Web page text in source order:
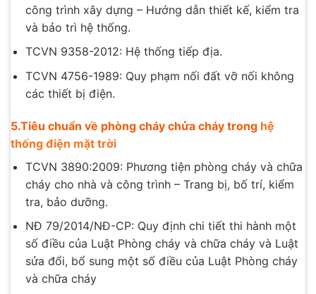
công trình xây dựng – Hướng dẫn thiết kế, kiểm tra
và bảo trì hệ thống.
TCVN 9358-2012: Hệ thống tiếp địa.
TCVN 4756-1989: Quy phạm nối đất vỡ nối không
các thiết bị điện.
5.Tiêu chuẩn về phòng cháy chửa cháy trong hệ
thống điện mặt trời
TCVN 3890:2009: Phương tiện phòng cháy và chữa
cháy cho nhà và công trình – Trang bị, bố trí, kiểm
tra, bảo dưỡng.
NĐ 79/2014/NĐ-CP: Quy định chi tiết thi hành một
số điều của Luật Phòng cháy và chữa cháy và Luật
sửa đổi, bổ sung một số điều của Luật Phòng cháy
và chữa cháy